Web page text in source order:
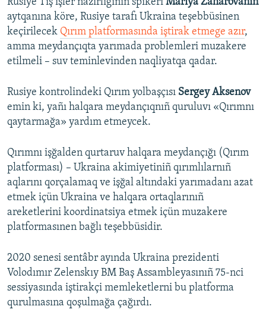
Rusiye Tış işler nazirliginiñ spikeri Mariya Zaharovanıñ
aytqanına köre, Rusiye tarafı Ukraina teşebbüsinen
keçirilecek Qırım platformasında iştirak etmege azır,
amma meydançıqta yarımada problemleri muzakere
etilmeli – suv teminlevinden naqliyatqa qadar.
Rusiye kontrolindeki Qırım yolbaşçısı Sergey Aksenov
emin ki, yañı halqara meydançıqnıñ quruluvı «Qırımnı
qaytarmağa» yardım etmeycek.
Qırımnı işğalden qurtaruv halqara meydançığı (Qırım
platforması) – Ukraina akimiyetiniñ qırımlılarnıñ
aqlarını qorçalamaq ve işğal altındaki yarımadanı azat
etmek içün Ukraina ve halqara ortaqlarınıñ
areketlerini koordinatsiya etmek içün muzakere
platformasınen bağlı teşebbüsidir.
2020 senesi sentâbr ayında Ukraina prezidenti
Volodımır Zelenskıy BM Baş Assambleyasınıñ 75-nci
sessiyasında iştirakçi memleketlerni bu platforma
qurulmasına qoşulmağa çağırdı.